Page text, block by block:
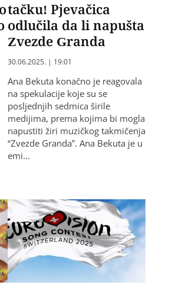
tačku! Pjevačica
odlučila da li napušta
Zvezde Granda
30.06.2025. | 19:01
Ana Bekuta konačno je reagovala
na spekulacije koje su se
posljednjih sedmica širile
medijima, prema kojima bi mogla
napustiti žiri muzičkog takmičenja
“Zvezde Granda”. Ana Bekuta je u
emi…